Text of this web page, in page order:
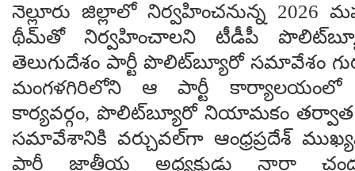
నెల్లూరు జిల్లాలో నిర్వహించనున్న 2026
థీమ్‌తో నిర్వహించాలని టీడీపీ
తెలుగుదేశం పార్టీ పొలిట్‌బ్యూరో సమావేశం
మంగళగిరిలోని ఆ పార్టీ కార్యాలయంలో
కార్యవర్గం, పొలిట్‌బ్యూరో నియామకం
సమావేశానికి వర్చువల్‌గా ఆంధ్రప్రదేశ్
పార్టీ జాతీయ అధ్యక్షుడు నారా